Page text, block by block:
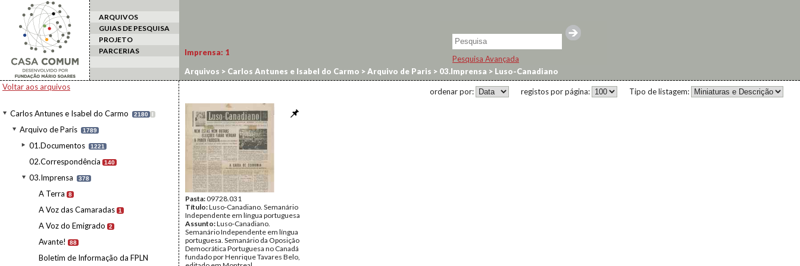
ARQUIVOS
GUIAS DE PESQUISA
PROJETO
PARCERIAS
Pesquisa Avançada
Voltar aos arquivos
Carlos Antunes e Isabel do Carmo 2180 I
Arquivo de Paris 1789
01.Documentos 1221
02.Correspondência 140
03.Imprensa 378
A Terra 8
A Voz das Camaradas 1
A Voz do Emigrado 2
Avante! 88
Boletim de Informação da FPLN
Imprensa: 1
Arquivos > Carlos Antunes e Isabel do Carmo >Arquivo de Paris > 03.Imprensa > Luso-Canadiano
Tipo de listagem:
registos por página:
ordenar por:
Pasta:09728.031
Título:Luso-Canadiano. Semanário
Independente em língua portuguesa
Assunto:Luso-Canadiano.
Semanário Independente em língua
portuguesa. Semanário da Oposição
Democrática Portuguesa no Canadá
fundado por Henrique Tavares Belo,